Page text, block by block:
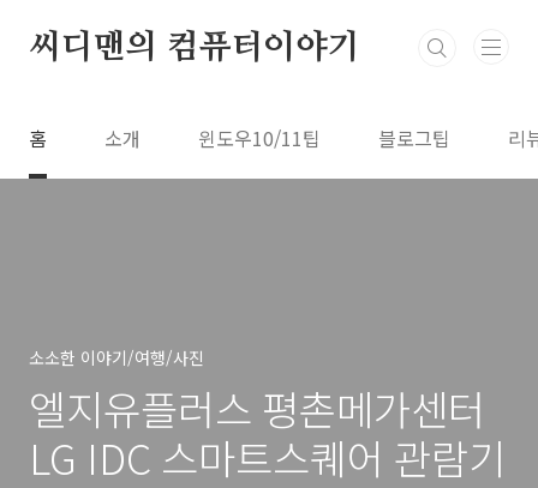
씨디맨의 컴퓨터이야기
홈 소개 윈도우10/11팁 블로그팁 리
소소한 이야기/여행/사진
엘지유플러스 평촌메가센터
LG IDC 스마트스퀘어 관람기